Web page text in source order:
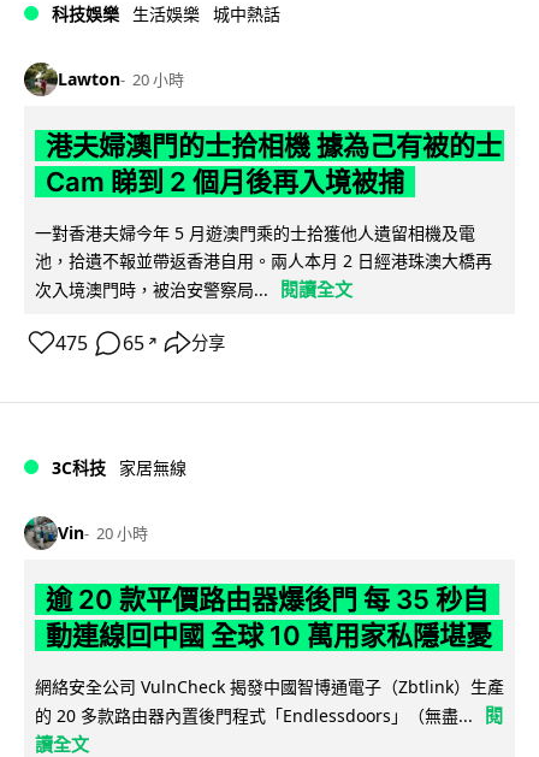
科技娛樂 生活娛樂 城中熱話
Lawton 20 小時
港夫婦澳門的士拾相機 據為己有被的士
Cam 睇到 2 個月後再入境被捕
一對香港夫婦今年 5 月遊澳門乘的士拾獲他人遺留相機及電
池，拾遺不報並帶返香港自用。兩人本月 2 日經港珠澳大橋再
次入境澳門時，被治安警察局...
閱讀全文
475 65 ↗ 分享
3C科技 家居無線
Vin 20 小時
逾 20 款平價路由器爆後門 每 35 秒自
動連線回中國 全球 10 萬用家私隱堪憂
網絡安全公司 VulnCheck 揭發中國智博通電子（Zbtlink）生產
的 20 多款路由器內置後門程式「Endlessdoors」（無盡...
閱
讀全文